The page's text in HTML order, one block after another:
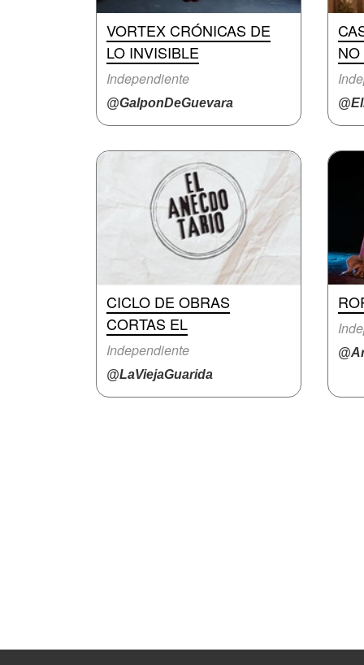
VORTEX CRÓNICAS DE
LO INVISIBLE
Independiente
@GalponDeGuevara
NO
CICLO DE OBRAS
CORTAS EL
Independiente
@LaViejaGuarida